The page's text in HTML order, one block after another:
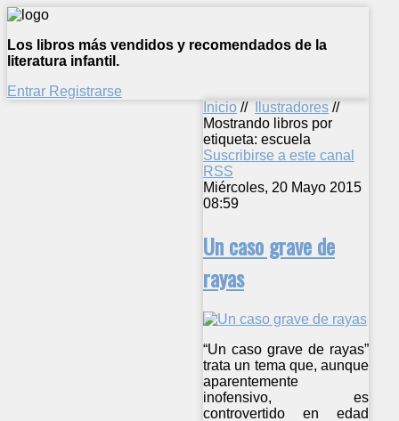
Los libros más vendidos y recomendados de la
literatura infantil.
Entrar Registrarse
Inicio // Ilustradores //
Mostrando libros por
etiqueta: escuela
Suscribirse a este canal
RSS
Miércoles, 20 Mayo 2015
08:59
Un caso grave de
rayas
“Un caso grave de rayas”
trata un tema que, aunque
aparentemente
inofensivo, es
controvertido en edad